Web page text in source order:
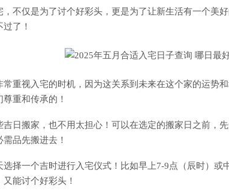
，不仅是为了讨个好彩头，更是为了让新生活有一个美
了！
常重视入宅的时机，因为这关系到未来在这个家的运势
重和传承的！
吉日搬家，也不用太担心！可以在选定的搬家日之前，
品先搬进去！
选择一个吉时进行入宅仪式！比如早上7-9点（辰时）或
能讨个好彩头！